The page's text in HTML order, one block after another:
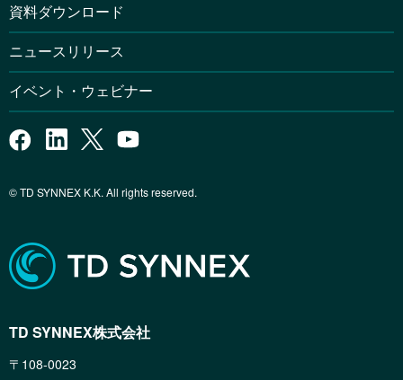
資料ダウンロード
ニュースリリース
イベント・ウェビナー
© TD SYNNEX K.K. All rights reserved.
TD SYNNEX株式会社
〒108-0023